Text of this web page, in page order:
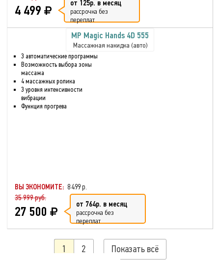
4 499 от 125р. в месяц
рассрочка без
переплат
MP Magic Hands 4D 555
Массажная накидка (авто)
3 автоматические программы
Возможность выбора зоны
массажа
4 массажных ролика
3 уровня интенсивности
вибрации
Функция прогрева
ВЫ ЭКОНОМИТЕ: 8 499 р.
35 999 руб.
27 500 от 764р. в месяц
рассрочка без
переплат
1 2 Показать всё